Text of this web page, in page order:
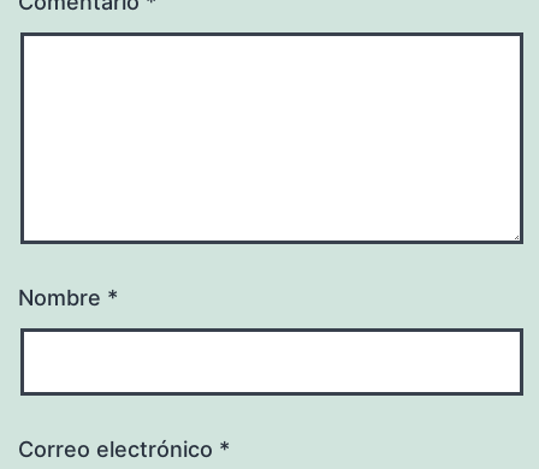
Nombre *
Correo electrónico *